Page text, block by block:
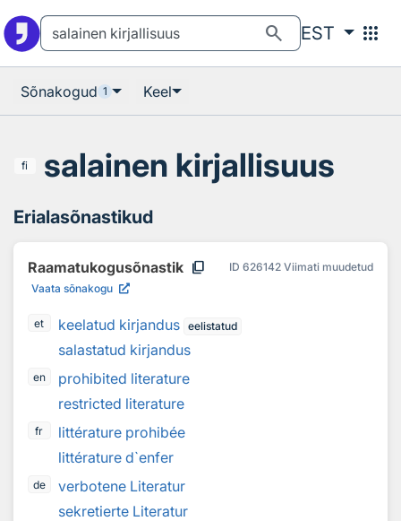
search EST apps
Sõnakogud 1 Keel
fi salainen kirjallisuus
Erialasõnastikud
Raamatukogusõnastik content_copy ID 626142 Viimati muudetud
Vaata sõnakogu
et keelatud kirjandus eelistatud
salastatud kirjandus
en
prohibited literature
restricted literature
fr
littérature prohibée
littérature d`enfer
de
verbotene Literatur
sekretierte Literatur